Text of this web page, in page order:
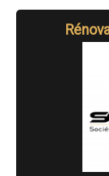
-
- Entreprise de
-
- Entreprise de
- Entreprise de
-
-